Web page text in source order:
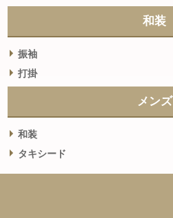
和装
振袖
打掛
メンズ
和装
タキシード